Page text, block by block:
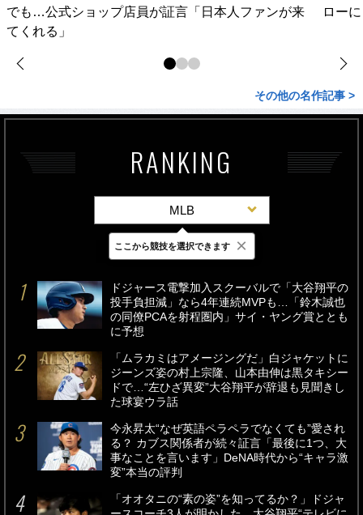
でも…公式ショップ店員が証言「日本人ファンが来
てくれる」
ロー
その他の名作記事 >
RANKING
MLB
最新 24時間 週間
ドジャース電撃加入スクーバルで「大谷翔平の
投手負担減」なら4年連続MVPも…「鈴木誠也
の同僚PCAを射程圏内」サイ・ヤング賞ととも
に予想
「ムラカミはアメージングだ」白ジャケットに
ジーンズ姿の村上宗隆、山本由伸は黒タキシー
ドで…“左ひざ異変”大谷翔平が辞退も見聞きし
た球宴ウラ話
今永昇太“なぜ英語ペラペラでなくても”愛され
る？ カブス関係者が続々証言「最後に1つ、大
事なことを言います」DeNA時代から“キャラ激
変”本当の評判
「オオタニの“素の姿”を知ってるか？」ドジャ
ここから競技を選択できます ×